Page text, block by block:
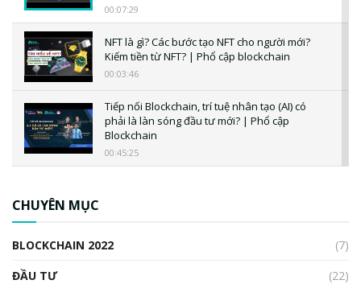
00:07:29
NFT là gì? Các bước tạo NFT cho người mới?
Kiếm tiền từ NFT? | Phổ cập blockchain
00:03:46
Tiếp nối Blockchain, trí tuệ nhân tạo (AI) có
phải là làn sóng đầu tư mới? | Phổ cập
Blockchain
00:45:25
CHUYÊN MỤC
BLOCKCHAIN 2022
(7)
ĐẦU TƯ
(22)